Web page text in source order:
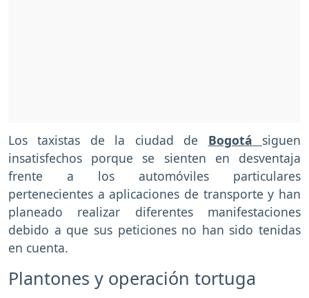
Los taxistas de la ciudad de Bogotá siguen
insatisfechos porque se sienten en desventaja
frente a los automóviles particulares
pertenecientes a aplicaciones de transporte y han
planeado realizar diferentes manifestaciones
debido a que sus peticiones no han sido tenidas
en cuenta.
Plantones y operación tortuga